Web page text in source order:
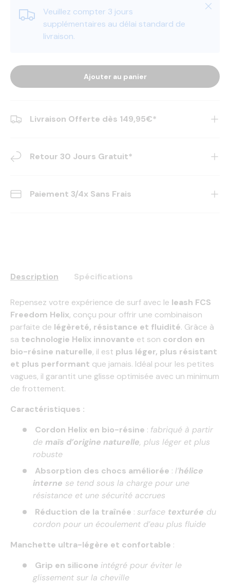
Veuillez compter 3 jours
supplémentaires au délai standard de
livraison.
Fermer
Ajouter au panier
Livraison Offerte dès 149,95€*
Retour 30 Jours Gratuit*
Paiement 3/4x Sans Frais
Description Spécifications
Repensez votre expérience de surf avec le leash FCS
Freedom Helix, conçu pour offrir une combinaison
parfaite de légèreté, résistance et fluidité. Grâce à
sa technologie Helix innovante et son cordon en
bio-résine naturelle, il est plus léger, plus résistant
et plus performant que jamais. Idéal pour les petites
vagues, il garantit une glisse optimisée avec un minimum
de frottement.
Caractéristiques :
Cordon Helix en bio-résine : fabriqué à partir
de maïs d’origine naturelle, plus léger et plus
robuste
Absorption des chocs améliorée : l’hélice
interne se tend sous la charge pour une
résistance et une sécurité accrues
Réduction de la traînée : surface texturée du
cordon pour un écoulement d’eau plus fluide
Manchette ultra-légère et confortable :
Grip en silicone intégré pour éviter le
glissement sur la cheville